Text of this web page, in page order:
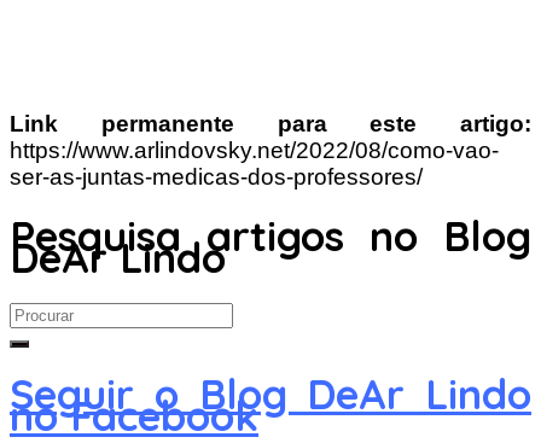
Link permanente para este artigo:
https://www.arlindovsky.net/2022/08/como-vao-
ser-as-juntas-medicas-dos-professores/
Pesquisa artigos no Blog
DeAr Lindo
Search
for:
Seguir o Blog DeAr Lindo
no Facebook